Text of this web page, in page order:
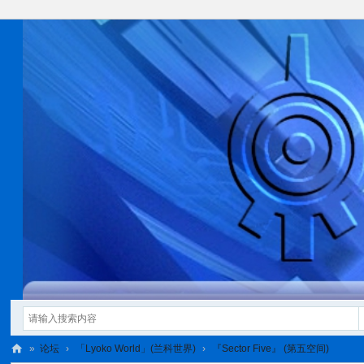
» 论坛 › 「Lyoko World」(兰科世界) › 『Sector Five』 (第五空间)